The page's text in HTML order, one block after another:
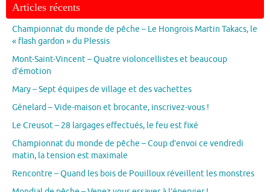
Articles récents
Championnat du monde de pêche – Le Hongrois Martin Takacs, le
« flash gardon » du Plessis
Mont-Saint-Vincent – Quatre violoncellistes et beaucoup
d’émotion
Mary – Sept équipes de village et des vachettes
Génelard – Vide-maison et brocante, inscrivez-vous !
Le Creusot – 28 largages effectués, le feu est fixé
Championnat du monde de pêche – Coup d’envoi ce vendredi
matin, la tension est maximale
Rencontre – Quand les bois de Pouilloux réveillent les monstres